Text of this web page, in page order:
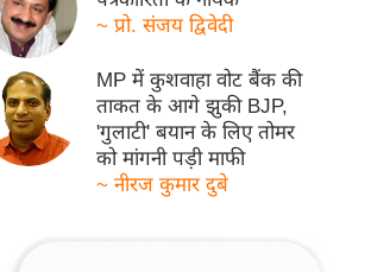
~ प्रो. संजय द्विवेदी
MP में कुशवाहा वोट बैंक की
ताकत के आगे झुकी BJP,
'गुलाटी' बयान के लिए तोमर
को मांगनी पड़ी माफी
~ नीरज कुमार दुबे